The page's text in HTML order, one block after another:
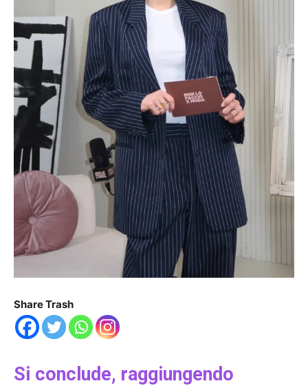
Share Trash
Si conclude, raggiungendo